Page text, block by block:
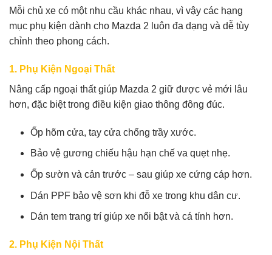
Mỗi chủ xe có một nhu cầu khác nhau, vì vậy các hạng
mục phụ kiện dành cho Mazda 2 luôn đa dạng và dễ tùy
chỉnh theo phong cách.
1. Phụ Kiện Ngoại Thất
Nâng cấp ngoại thất giúp Mazda 2 giữ được vẻ mới lâu
hơn, đặc biệt trong điều kiện giao thông đông đúc.
Ốp hõm cửa, tay cửa chống trầy xước.
Bảo vệ gương chiếu hậu hạn chế va quẹt nhẹ.
Ốp sườn và cản trước – sau giúp xe cứng cáp hơn.
Dán PPF bảo vệ sơn khi đỗ xe trong khu dân cư.
Dán tem trang trí giúp xe nổi bật và cá tính hơn.
2. Phụ Kiện Nội Thất